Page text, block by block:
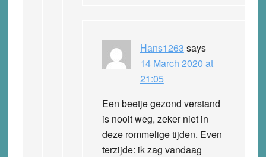
Hans1263 says
14 March 2020 at
21:05
Een beetje gezond verstand
is nooit weg, zeker niet in
deze rommelige tijden. Even
terzijde: ik zag vandaag